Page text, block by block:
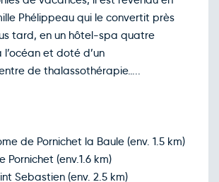
Phélippeau qui le convertit près
tard, en un hôtel-spa quatre
et doté d’un
de thalassothérapie…..
de Pornichet la Baule (env. 1.5 km)
Pornichet (env.1.6 km)
Sebastien (env. 2.5 km)